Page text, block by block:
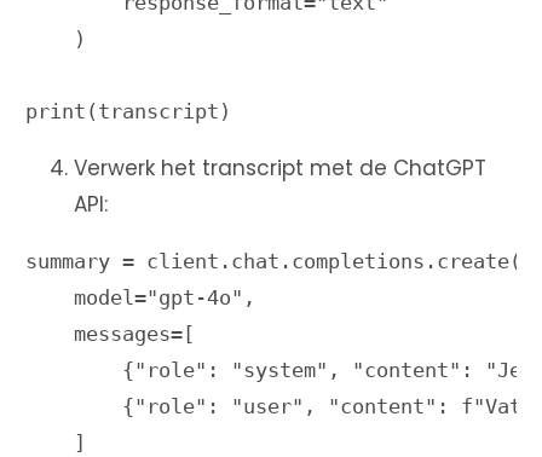
    )
Verwerk het transcript met de ChatGPT
API:
summary = client.chat.completions.create(
    model="gpt-4o",
    messages=[
{"role": "system", "content": "Je
{"role": "user", "content": f"Vat
    ]